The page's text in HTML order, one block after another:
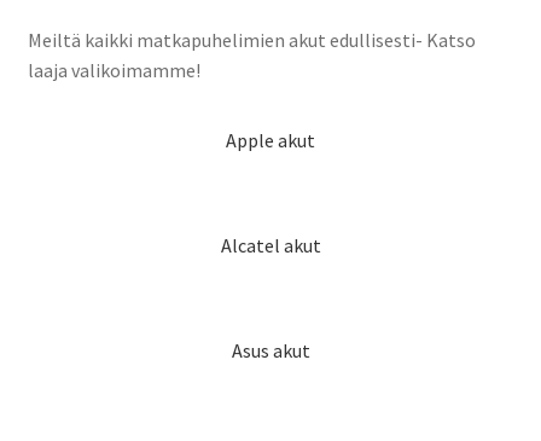
Meiltä kaikki matkapuhelimien akut edullisesti- Katso
laaja valikoimamme!
Apple akut
Alcatel akut
Asus akut